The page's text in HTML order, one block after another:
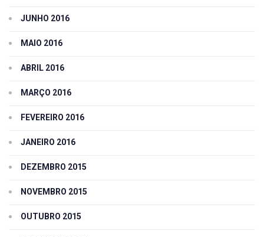
JUNHO 2016
MAIO 2016
ABRIL 2016
MARÇO 2016
FEVEREIRO 2016
JANEIRO 2016
DEZEMBRO 2015
NOVEMBRO 2015
OUTUBRO 2015